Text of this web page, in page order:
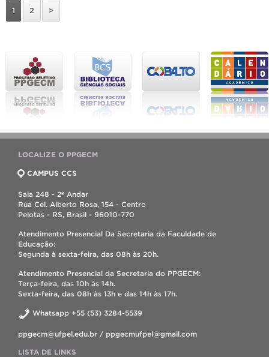
1 2 >
LOCALIZE O PPGECM
CAMPUS CCS
Sala 248 - 2º Andar
Rua Cel. Alberto Rosa, 154 - Centro
Pelotas - RS, Brasil - 96010-770
Atendimento Presencial Da Secretaria da Faculdade de
Educação:
Segunda à sexta-feira, das 08h às 20h.
Atendimento Presencial da Secretaria do PPGECM:
Terça-feira, das 10h às 14h.
Sexta-feira, das 08h às 13h e das 14h às 17h.
Whatsapp +55 (53) 3284-5539
ppgecm@ufpel.edu.br / ppgecmufpel@gmail.com
LISTA DE LINKS